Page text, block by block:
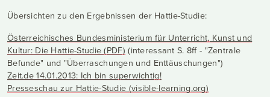
Übersichten zu den Ergebnissen der Hattie-Studie:
Österreichisches Bundesministerium für Unterricht, Kunst und
Kultur: Die Hattie-Studie (PDF) (interessant S. 8ff - "Zentrale
Befunde" und "Überraschungen und Enttäuschungen")
Zeit.de 14.01.2013: Ich bin superwichtig!
Presseschau zur Hattie-Studie (visible-learning.org)